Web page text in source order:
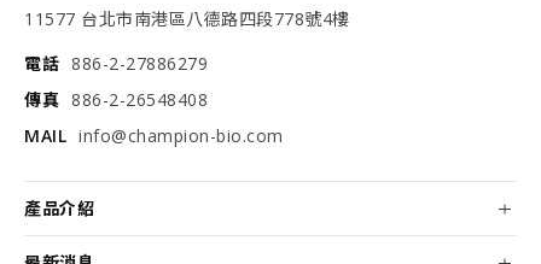
11577 台北市南港區八德路四段778號4樓
電話 886-2-27886279
傳真 886-2-26548408
MAIL info@champion-bio.com
產品介紹